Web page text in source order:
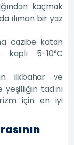
kaçmak
ılıman bir yaz
cazibe katan
5-10°C
ilkbahar ve
tadını
için en iyi